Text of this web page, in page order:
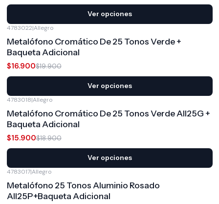
Ver opciones
4783022|Allegro
Metalófono Cromático De 25 Tonos Verde +
Baqueta Adicional
$16.900$19.900
Ver opciones
4783018|Allegro
Metalófono Cromático De 25 Tonos Verde All25G +
Baqueta Adicional
$15.900$18.900
Ver opciones
4783017|Allegro
Metalófono 25 Tonos Aluminio Rosado
All25P+Baqueta Adicional